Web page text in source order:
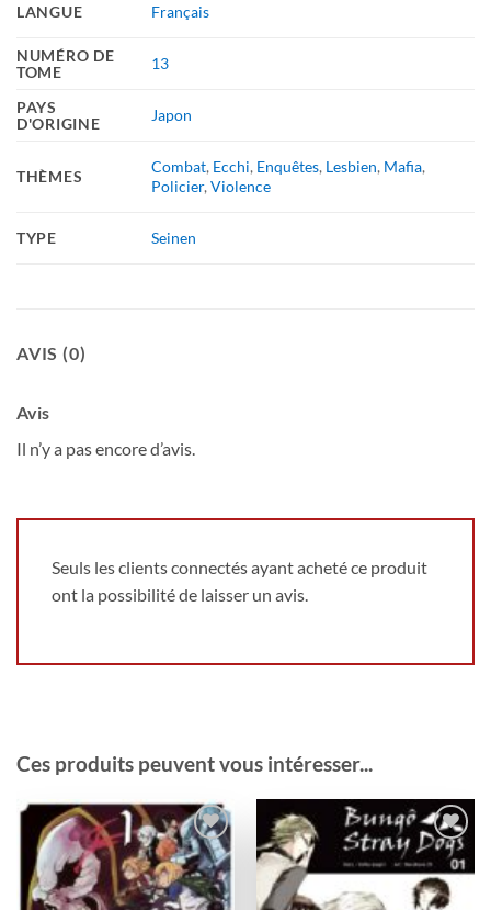
LANGUE Français
NUMÉRO DE
TOME
13
PAYS
D'ORIGINE
Japon
THÈMES
Combat, Ecchi, Enquêtes, Lesbien, Mafia,
Policier,Violence
TYPE Seinen
AVIS (0)
Avis
Il n’y a pas encore d’avis.
Seuls les clients connectés ayant acheté ce produit
ont la possibilité de laisser un avis.
Ces produits peuvent vous intéresser...
Ajouter
à la
wishlist
Ajouter
à la
wishlist